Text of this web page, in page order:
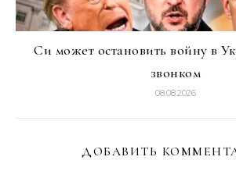
Си может остановить войну в
звонком
08.08.2026
ДОБАВИТЬ